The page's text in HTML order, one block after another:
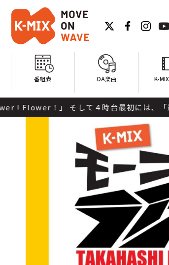
番組表 OA楽曲 K-
４時台最初には、「最近あった